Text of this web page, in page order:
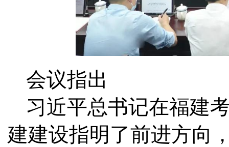
会议指出
习近平总书记在福建
建建设指明了前进方向